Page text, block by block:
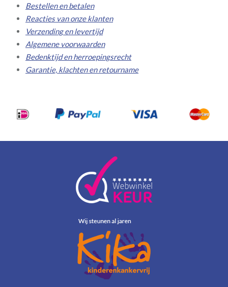
Bestellen en betalen
Reacties van onze klanten
Verzending en levertijd
Algemene voorwaarden
Bedenktijd en herroepingsrecht
Garantie, klachten en retourname